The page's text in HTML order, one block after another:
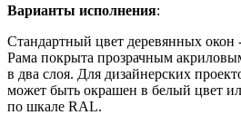
Варианты исполнения:
Стандартный цвет деревянных окон
Рама покрыта прозрачным
в два слоя. Для дизайнерских
может быть окрашен в белый цвет
по шкале RAL.